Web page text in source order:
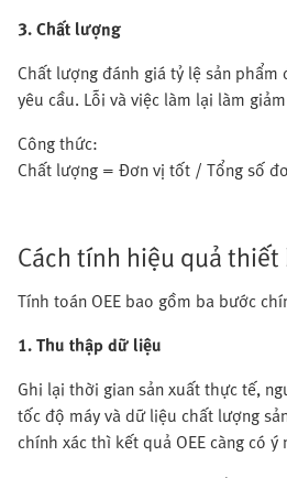
3. Chất lượng
Chất lượng đánh giá tỷ lệ sản phẩm
yêu cầu. Lỗi và việc làm lại làm
Công thức:
Chất lượng = Đơn vị tốt / Tổng số
Cách tính hiệu quả
Tính toán OEE bao gồm ba bước
1. Thu thập dữ liệu
Ghi lại thời gian sản xuất thực tế,
tốc độ máy và dữ liệu chất lượng
chính xác thì kết quả OEE càng có ý